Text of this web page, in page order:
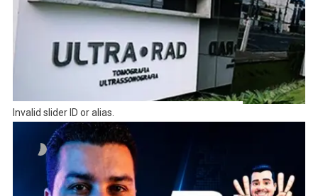
Invalid slider ID or alias.